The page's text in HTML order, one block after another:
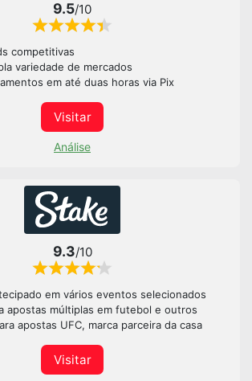
9.5/10
competitivas
variedade de mercados
em até duas horas via Pix
Visitar
Análise
9.3/10
em vários eventos selecionados
apostas múltiplas em futebol e outros
apostas UFC, marca parceira da casa
Visitar